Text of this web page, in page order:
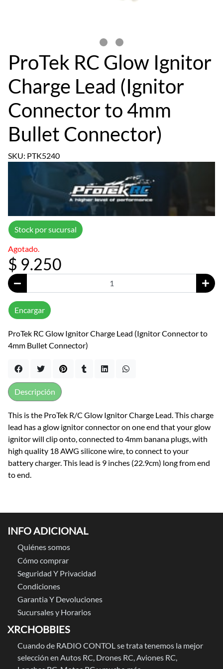
ProTek RC Glow Ignitor
Charge Lead (Ignitor
Connector to 4mm
Bullet Connector)
SKU: PTK5240
Stock por sucursal
Agotado.
$ 9.250
Encargar
ProTek RC Glow Ignitor Charge Lead (Ignitor Connector to
4mm Bullet Connector)
This is the ProTek R/C Glow Ignitor Charge Lead. This charge
lead has a glow ignitor connector on one end that your glow
ignitor will clip onto, connected to 4mm banana plugs, with
high quality 18 AWG silicone wire, to connect to your
battery charger. This lead is 9 inches (22.9cm) long from end
to end.
Descripción
INFO ADICIONAL
Quiénes somos
Cómo comprar
Seguridad Y Privacidad
Condiciones
Garantia Y Devoluciones
Sucursales y Horarios
XRCHOBBIES
Cuando de RADIO CONTOL se trata tenemos la mejor
selección en Autos RC, Drones RC, Aviones RC,